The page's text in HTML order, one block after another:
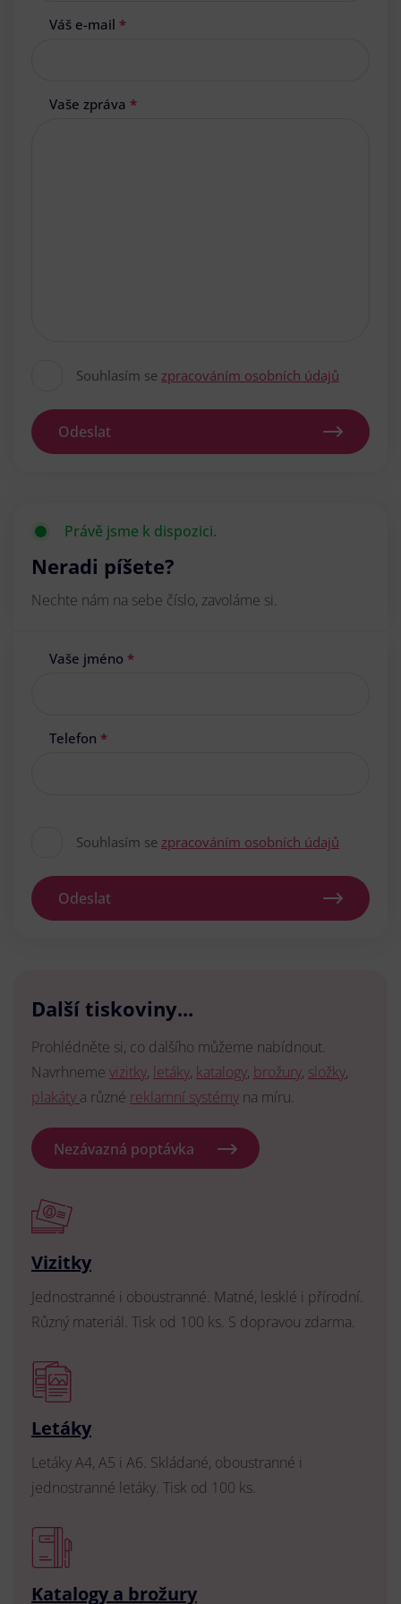
Váš e-mail *
Vaše zpráva *
Souhlasím se zpracováním osobních údajů
Odeslat
Právě jsme k dispozici.
Neradi píšete?
Nechte nám na sebe číslo, zavoláme si.
Vaše jméno *
Telefon *
Souhlasím se zpracováním osobních údajů
Odeslat
Další tiskoviny...
Prohlédněte si, co dalšího můžeme nabídnout.
Navrhneme vizitky, letáky, katalogy, brožury, složky,
plakáty a různé reklamní systémy na míru.
Nezávazná poptávka
Vizitky
Jednostranné i oboustranné. Matné, lesklé i přírodní.
Různý materiál. Tisk od 100 ks. S dopravou zdarma.
Letáky
Letáky A4, A5 i A6. Skládané, oboustranné i
jednostranné letáky. Tisk od 100 ks.
Katalogy a brožury